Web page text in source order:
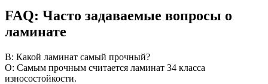
FAQ: Часто задаваемые вопросы о
ламинате
В: Какой ламинат самый прочный?
О: Самым прочным считается ламинат 34 класса
износостойкости.